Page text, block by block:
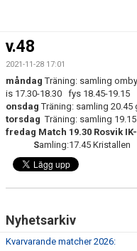
TRUPPEN 2025/2026
BILDGALLERI
KONTAKT
DOKUMENT DIV-3
GÄSTBOK
v.48
2021-11-28 17:01
måndag Träning: samling
is 17.30-18.30 fys 18.45-19.15
onsdag Träning: samling 20.45
torsdag Träning: samling
fredag Match 19.30 Rosvik
Samling:17.45 Kristallen
Nyhetsarkiv
Kvarvarande matcher 2026: